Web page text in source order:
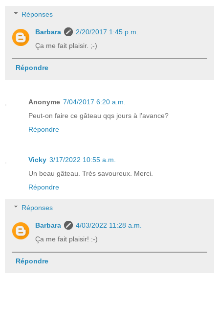
Réponses
Barbara
2/20/2017 1:45 p.m.
Ça me fait plaisir. ;-)
Répondre
Anonyme 7/04/2017 6:20 a.m.
Peut-on faire ce gâteau qqs jours à l'avance?
Répondre
Vicky 3/17/2022 10:55 a.m.
Un beau gâteau. Très savoureux. Merci.
Répondre
Réponses
Barbara
4/03/2022 11:28 a.m.
Ça me fait plaisir! :-)
Répondre